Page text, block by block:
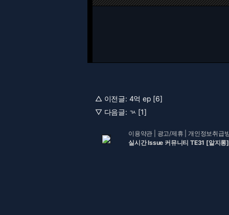
△ 이전글: 4억 ep [6]
▽ 다음글: ㄳ [1]
이용약관 광고/제휴 |개인정보취급
실시간 Issue 커뮤니티 TE31 [알지